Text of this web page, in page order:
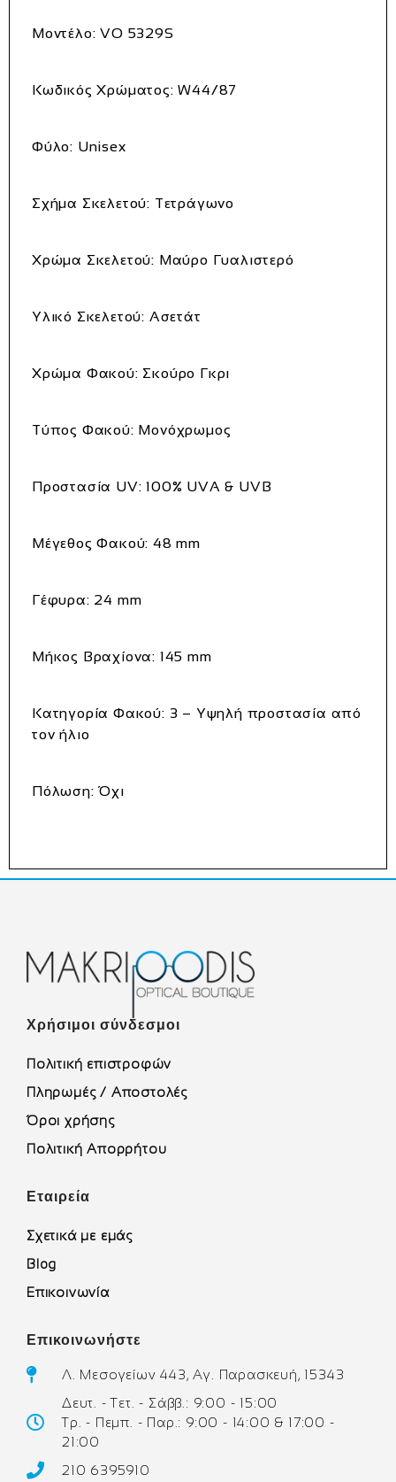
Μοντέλο: VO 5329S
Κωδικός Χρώματος: W44/87
Φύλο: Unisex
Σχήμα Σκελετού: Τετράγωνο
Χρώμα Σκελετού: Μαύρο Γυαλιστερό
Υλικό Σκελετού: Ασετάτ
Χρώμα Φακού: Σκούρο Γκρι
Τύπος Φακού: Μονόχρωμος
Προστασία UV: 100% UVA & UVB
Μέγεθος Φακού: 48 mm
Γέφυρα: 24 mm
Μήκος Βραχίονα: 145 mm
Κατηγορία Φακού: 3 – Υψηλή προστασία από
τον ήλιο
Πόλωση: Όχι
Χρήσιμοι σύνδεσμοι
Πολιτική επιστροφών
Πληρωμές / Αποστολές
Όροι χρήσης
Πολιτική Απορρήτου
Εταιρεία
Σχετικά με εμάς
Blog
Επικοινωνία
Επικοινωνήστε
Λ. Μεσογείων 443, Αγ. Παρασκευή, 15343
Δευτ. - Τετ. - Σάββ.: 9:00 - 15:00
Τρ. - Πεμπ. - Παρ.: 9:00 - 14:00 & 17:00 -
21:00
210 6395910